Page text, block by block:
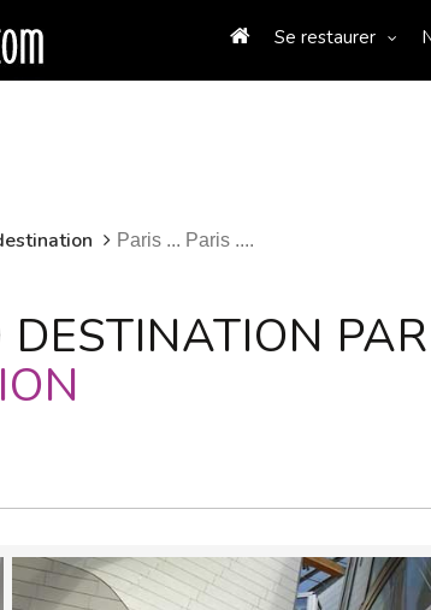
Se restaurer
Paris ... Paris ....